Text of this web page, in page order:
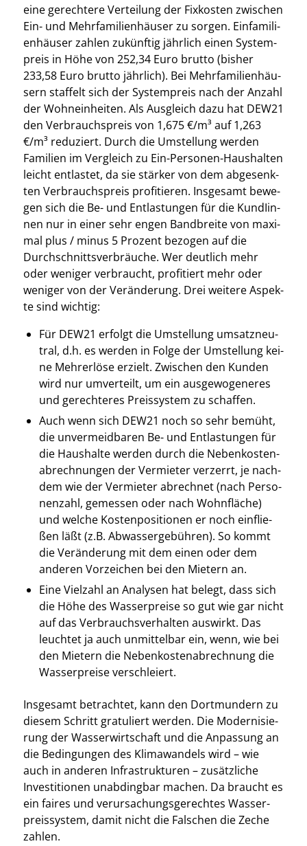
eine gerech­te­re Ver­tei­lung der Fix­kos­ten zwi­schen
Ein- und Mehr­fa­mi­li­en­häu­ser zu sor­gen. Ein­fa­mi­li­
en­häu­ser zah­len zukünf­tig jähr­lich einen Sys­tem­
preis in Höhe von 252,34 Euro brut­to (bis­her
233,58 Euro brut­to jähr­lich). Bei Mehr­fa­mi­li­en­häu­
sern staf­felt sich der Sys­tem­preis nach der Anzahl
der Wohn­ein­hei­ten. Als Aus­gleich dazu hat DEW21
den Ver­brauchs­preis von 1,675 €/m³ auf 1,263
€/m³ redu­ziert. Durch die Umstel­lung wer­den
Fami­li­en im Ver­gleich zu Ein-Per­so­nen-Haus­hal­ten
leicht ent­las­tet, da sie stär­ker von dem abge­senk­
ten Ver­brauchs­preis pro­fi­tie­ren. Ins­ge­samt bewe­
gen sich die Be- und Ent­las­tun­gen für die Kun­dI­in­
nen nur in einer sehr engen Band­brei­te von maxi­
mal plus / minus 5 Pro­zent bezo­gen auf die
Durch­schnitts­ver­bräu­che. Wer deut­lich mehr
oder weni­ger ver­braucht, pro­fi­tiert mehr oder
weni­ger von der Ver­än­de­rung. Drei wei­te­re Aspek­
te sind wich­tig:
Für DEW21 erfolgt die Umstel­lung umsatz­neu­
tral, d.h. es wer­den in Fol­ge der Umstel­lung kei­
ne Mehr­erlö­se erzielt. Zwi­schen den Kun­den
wird nur umver­teilt, um ein aus­ge­wo­ge­ne­res
und gerech­te­res Preis­sys­tem zu schaf­fen.
Auch wenn sich DEW21 noch so sehr bemüht,
die unver­meid­ba­ren Be- und Ent­las­tun­gen für
die Haus­hal­te wer­den durch die Neben­kos­ten­
ab­rech­nun­gen der Ver­mie­ter ver­zerrt, je nach­
dem wie der Ver­mie­ter abrech­net (nach Per­so­
nen­zahl, gemes­sen oder nach Wohn­flä­che)
und wel­che Kos­ten­po­si­tio­nen er noch ein­flie­
ßen läßt (z.B. Abwas­ser­ge­büh­ren). So kommt
die Ver­än­de­rung mit dem einen oder dem
ande­ren Vor­zei­chen bei den Mie­tern an.
Eine Viel­zahl an Ana­ly­sen hat belegt, dass sich
die Höhe des Was­ser­prei­se so gut wie gar nicht
auf das Ver­brauchs­ver­hal­ten aus­wirkt. Das
leuch­tet ja auch unmit­tel­bar ein, wenn, wie bei
den Mie­tern die Neben­kos­ten­ab­rech­nung die
Was­ser­prei­se ver­schlei­ert.
Ins­ge­samt betrach­tet, kann den Dort­mun­dern zu
die­sem Schritt gra­tu­liert wer­den. Die Moder­ni­sie­
rung der Was­ser­wirt­schaft und die Anpas­sung an
die Bedin­gun­gen des Kli­ma­wan­dels wird – wie
auch in ande­ren Infra­struk­tu­ren – zusätz­li­che
Inves­ti­tio­nen unab­ding­bar machen. Da braucht es
ein fai­res und ver­ur­sa­chungs­ge­rech­tes Was­ser­
preis­sys­tem, damit nicht die Fal­schen die Zeche
zah­len.